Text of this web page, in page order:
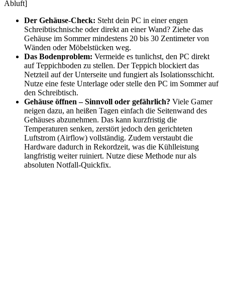
Abluft]
Der Gehäuse-Check: Steht dein PC in einer engen
Schreibtischnische oder direkt an einer Wand? Ziehe das
Gehäuse im Sommer mindestens 20 bis 30 Zentimeter von
Wänden oder Möbelstücken weg.
Das Bodenproblem: Vermeide es tunlichst, den PC direkt
auf Teppichboden zu stellen. Der Teppich blockiert das
Netzteil auf der Unterseite und fungiert als Isolationsschicht.
Nutze eine feste Unterlage oder stelle den PC im Sommer auf
den Schreibtisch.
Gehäuse öffnen – Sinnvoll oder gefährlich? Viele Gamer
neigen dazu, an heißen Tagen einfach die Seitenwand des
Gehäuses abzunehmen. Das kann kurzfristig die
Temperaturen senken, zerstört jedoch den gerichteten
Luftstrom (Airflow) vollständig. Zudem verstaubt die
Hardware dadurch in Rekordzeit, was die Kühlleistung
langfristig weiter ruiniert. Nutze diese Methode nur als
absoluten Notfall-Quickfix.